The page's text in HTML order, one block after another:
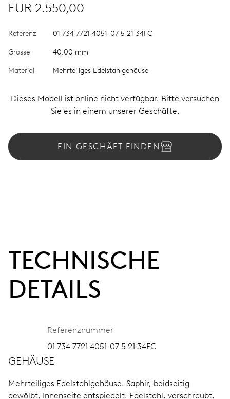
EUR 2.550,00
Referenz 01 734 7721 4051-07 5 21 34FC
Grösse 40.00 mm
Material Mehrteiliges Edelstahlgehäuse
Dieses Modell ist online nicht verfügbar. Bitte versuchen
Sie es in einem unserer Geschäfte.
EIN GESCHÄFT FINDEN
TECHNISCHE
DETAILS
Referenznummer
01 734 7721 4051-07 5 21 34FC
GEHÄUSE
Mehrteiliges Edelstahlgehäuse. Saphir, beidseitig
gewölbt, Innenseite entspiegelt. Edelstahl, verschraubt,